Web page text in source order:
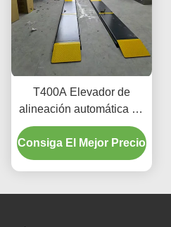
T400A Elevador de
alineación automática de
precisión 380V/220V con
diseño de perfil bajo
Consiga El Mejor Precio